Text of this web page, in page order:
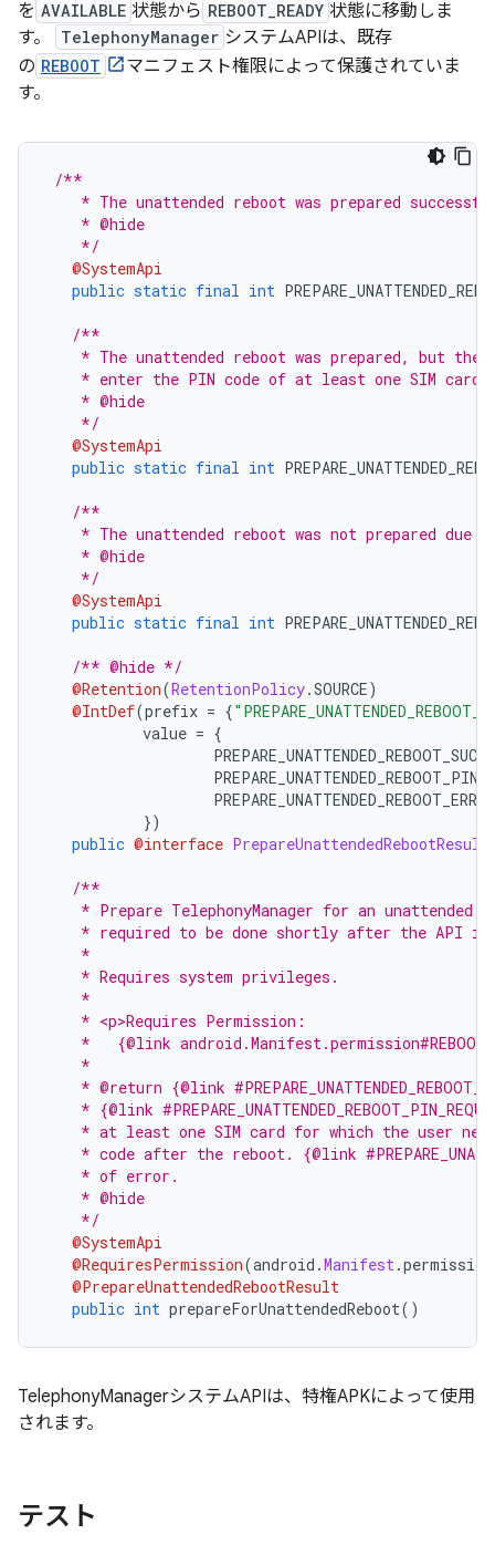
を AVAILABLE 状態から REBOOT_READY 状態に移動しま
す。
TelephonyManager システムAPIは、既存
の REBOOT
マニフェスト権限によって保護されていま
す。
/**
* The unattended reboot was prepared
* @hide
*/
@SystemApi
public static final int
/**
* The unattended reboot was prepared, but the
* enter the PIN code of at least one SIM card
* @hide
*/
@SystemApi
public static final int
/**
* The unattended reboot was not prepared due
* @hide
*/
@SystemApi
public static final int
/** @hide */
@Retention(RetentionPolicy.SOURCE)
@IntDef(prefix = {"PREPARE_UNATTENDED_REBOOT_"
value = {
PREPARE_UNATTENDED_REBOOT_ERROR
})
public @interface PrepareUnattendedRebootResult
/**
* Prepare TelephonyManager for an unattended
* required to be done shortly after the API is
*
* Requires system privileges.
*
* <p>Requires Permission:
*   {@link android.Manifest.permission#REBOOT}
*
* @return {@link
* {@link
* at least one SIM card for which the user
* code after the reboot. {@link
* of error.
* @hide
*/
@SystemApi
@RequiresPermission(android .Manifest.permission
@PrepareUnattendedRebootResult
public int prepareForUnattendedReboot()
TelephonyManagerシステムAPIは、特権APKによって使用
されます。
テスト